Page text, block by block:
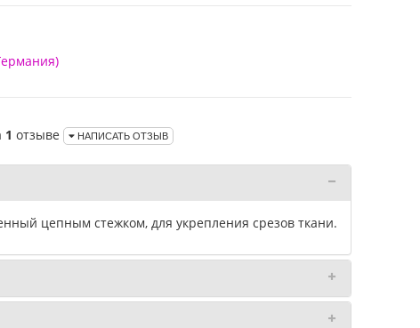
1 отзыве НАПИСАТЬ ОТЗЫВ
цепным стежком, для укрепления срезов ткани.